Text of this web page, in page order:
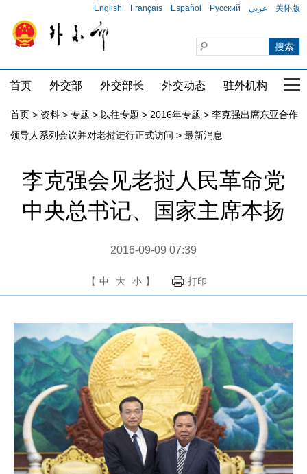
English Français Español Русский عربي 关怀版
首页 外交部 外交部长 外交动态 驻外机构 国
首页 > 资料 > 专题 > 以往专题 > 2016年专题 > 李克强出席东亚合作
领导人系列会议并对老挝进行正式访问 > 最新消息
李克强会见老挝人民革命党
中央总书记、国家主席本扬
2016-09-09 07:39
【 中 大 小 】 打印